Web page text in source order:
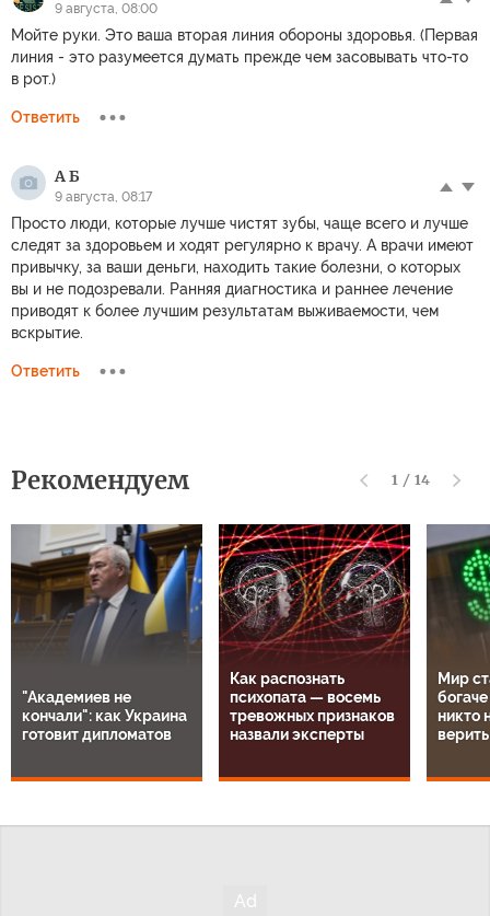
9 августа, 08:00
Мойте руки. Это ваша вторая линия обороны здоровья. (Первая
линия - это разумеется думать прежде чем засовывать что-то
в рот.)
Ответить
А Б
9 августа, 08:17
Просто люди, которые лучше чистят зубы, чаще всего и лучше
следят за здоровьем и ходят регулярно к врачу. А врачи имеют
привычку, за ваши деньги, находить такие болезни, о которых
вы и не подозревали. Ранняя диагностика и раннее лечение
приводят к более лучшим результатам выживаемости, чем
вскрытие.
Ответить
Рекомендуем 1 / 14
"Академиев не
кончали": как Украина
готовит дипломатов
Как распознать
психопата — восемь
тревожных признаков
назвали эксперты
Мир
никто
верить